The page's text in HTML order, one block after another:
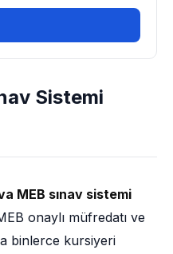
Sistemi
MEB sınav sistemi
onaylı müfredatı ve
binlerce kursiyeri